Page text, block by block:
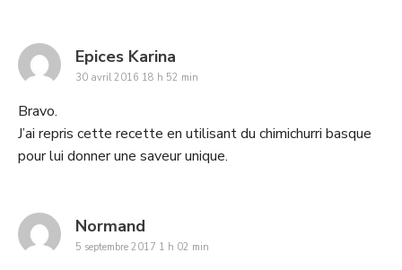
Epices Karina
30 avril 2016 18 h 52 min
Bravo.
J’ai repris cette recette en utilisant du chimichurri basque
pour lui donner une saveur unique.
Normand
5 septembre 2017 1 h 02 min